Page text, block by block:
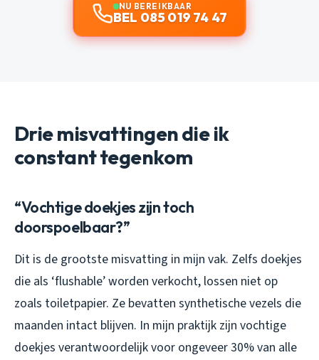
NU BEREIKBAAR
BEL 085 019 74 47
Drie misvattingen die ik
constant tegenkom
“Vochtige doekjes zijn toch
doorspoelbaar?”
Dit is de grootste misvatting in mijn vak. Zelfs doekjes
die als ‘flushable’ worden verkocht, lossen niet op
zoals toiletpapier. Ze bevatten synthetische vezels die
maanden intact blijven. In mijn praktijk zijn vochtige
doekjes verantwoordelijk voor ongeveer 30% van alle